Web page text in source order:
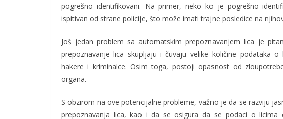
pogrešno identifikovani. Na primer, neko ko je pogrešno
ispitivan od strane policije, što može imati trajne posledice na
Još jedan problem sa automatskim prepoznavanjem lica je
prepoznavanje lica skupljaju i čuvaju velike količine podataka
hakere i kriminalce. Osim toga, postoji opasnost od
organa.
S obzirom na ove potencijalne probleme, važno je da se razviju
prepoznavanja lica, kao i da se osigura da se podaci o licima